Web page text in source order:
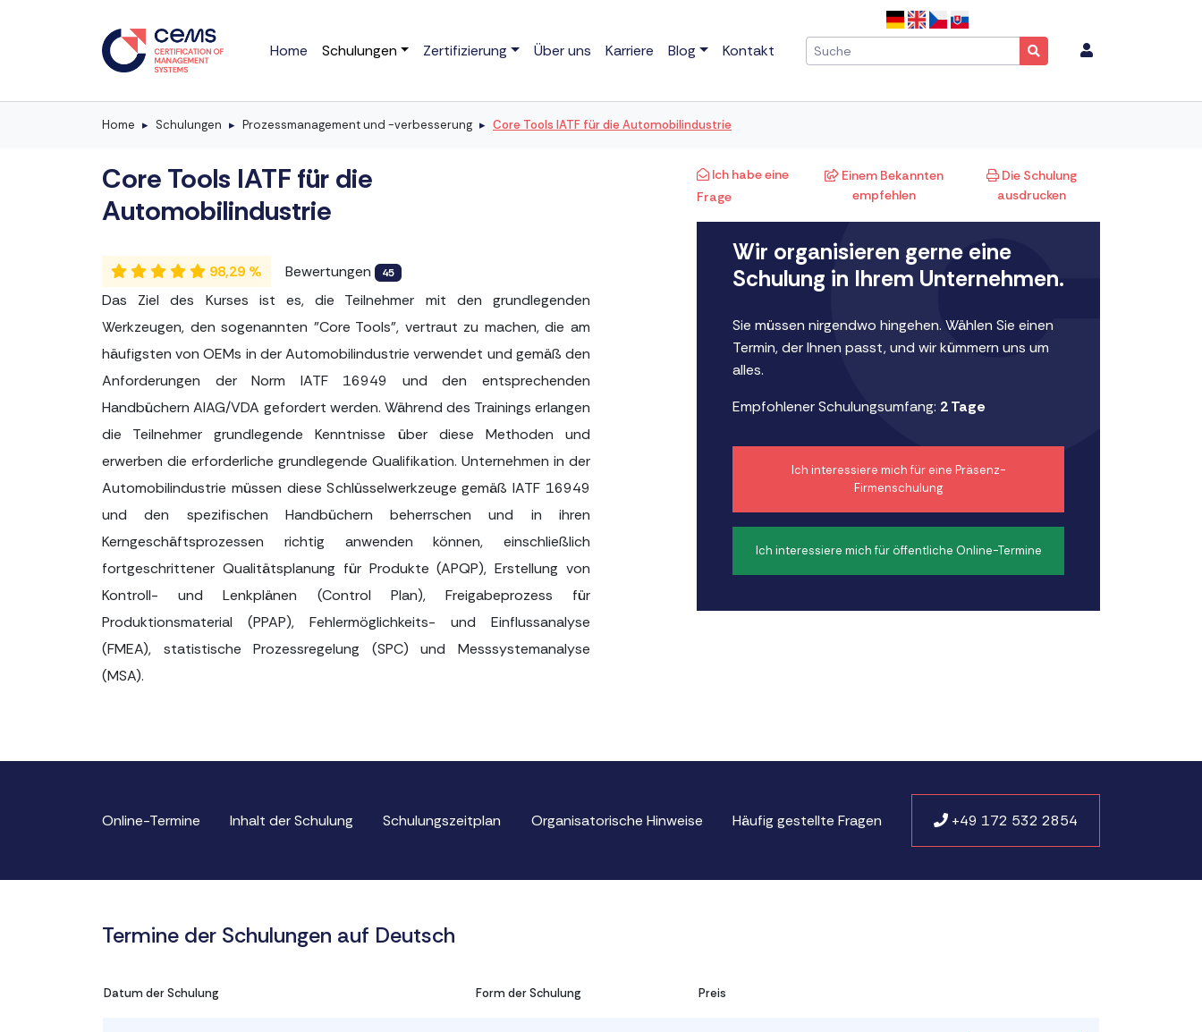
Home Schulungen Zertifizierung Über uns Karriere Blog Kontakt
Home Schulungen Prozessmanagement und -verbesserung Core Tools IATF für die Automobilindustrie
Core Tools IATF für die
Automobilindustrie
98,29 % Bewertungen 45
Das Ziel des Kurses ist es, die Teilnehmer mit den grundlegenden
Werkzeugen, den sogenannten "Core Tools", vertraut zu machen, die am
häufigsten von OEMs in der Automobilindustrie verwendet und gemäß den
Anforderungen der Norm IATF 16949 und den entsprechenden
Handbüchern AIAG/VDA gefordert werden. Während des Trainings erlangen
die Teilnehmer grundlegende Kenntnisse über diese Methoden und
erwerben die erforderliche grundlegende Qualifikation. Unternehmen in der
Automobilindustrie müssen diese Schlüsselwerkzeuge gemäß IATF 16949
und den spezifischen Handbüchern beherrschen und in ihren
Kerngeschäftsprozessen richtig anwenden können, einschließlich
fortgeschrittener Qualitätsplanung für Produkte (APQP), Erstellung von
Kontroll- und Lenkplänen (Control Plan), Freigabeprozess für
Produktionsmaterial (PPAP), Fehlermöglichkeits- und Einflussanalyse
(FMEA), statistische Prozessregelung (SPC) und Messsystemanalyse
(MSA).
Ich habe eine
Frage
Einem Bekannten
empfehlen
Die Schulung
ausdrucken
Wir organisieren gerne eine
Schulung in Ihrem Unternehmen.
Sie müssen nirgendwo hingehen. Wählen Sie einen
Termin, der Ihnen passt, und wir kümmern uns um
alles.
Empfohlener Schulungsumfang: 2 Tage
Ich interessiere mich für eine Präsenz-
Firmenschulung
Ich interessiere mich für öffentliche Online-Termine
Online-Termine Inhalt der Schulung Schulungszeitplan Organisatorische Hinweise Häufig gestellte Fragen +49 172 532 2854
Termine der Schulungen auf Deutsch
Datum der Schulung Form der Schulung Preis